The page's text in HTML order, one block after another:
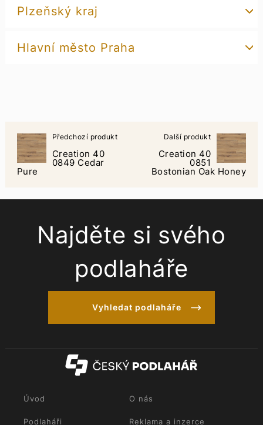
Plzeňský kraj
Hlavní město Praha
Předchozí produkt
Creation 40
0849 Cedar
Pure
Další produkt
Creation 40
0851
Bostonian Oak Honey
Najděte si svého
podlaháře
Vyhledat podlaháře
Úvod O nás
Podlaháři Reklama a inzerce